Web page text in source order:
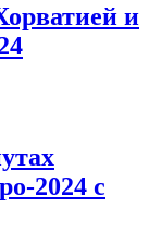
и
2024 с